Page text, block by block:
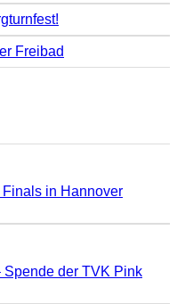
Freibad
in Hannover
der TVK Pink